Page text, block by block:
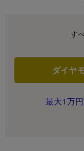
す
ダイヤ
最大1万